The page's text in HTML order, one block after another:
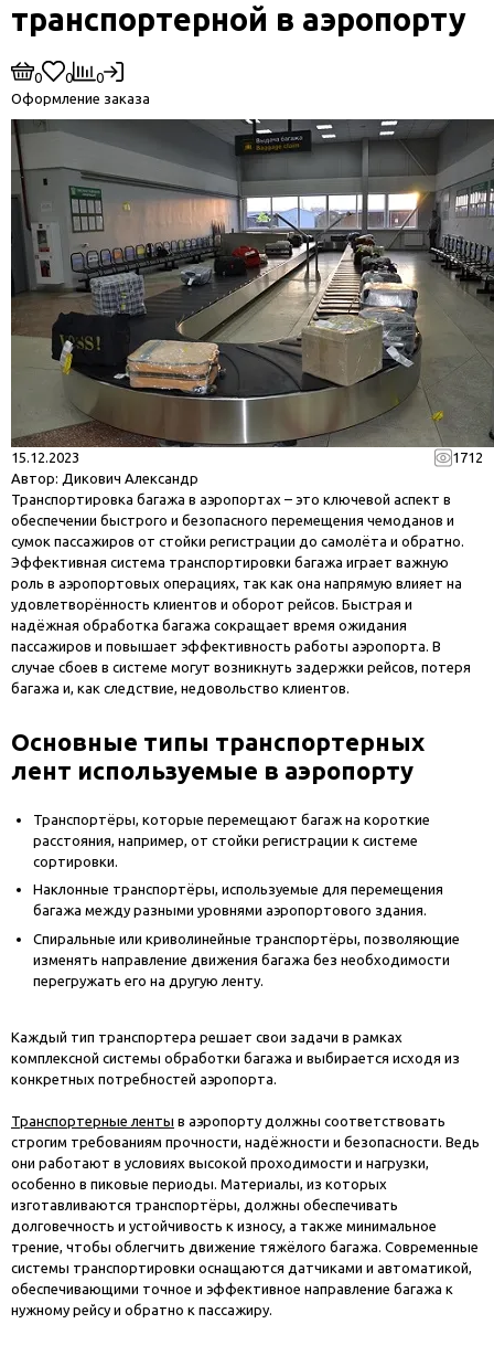
транспортерной в аэропорту
0 0
0
Оформление заказа
15.12.2023
1712
Автор: Дикович Александр
Транспортировка багажа в аэропортах – это ключевой аспект в
обеспечении быстрого и безопасного перемещения чемоданов и
сумок пассажиров от стойки регистрации до самолёта и обратно.
Эффективная система транспортировки багажа играет важную
роль в аэропортовых операциях, так как она напрямую влияет на
удовлетворённость клиентов и оборот рейсов. Быстрая и
надёжная обработка багажа сокращает время ожидания
пассажиров и повышает эффективность работы аэропорта. В
случае сбоев в системе могут возникнуть задержки рейсов, потеря
багажа и, как следствие, недовольство клиентов.
Основные типы транспортерных
лент используемые в аэропорту
Транспортёры, которые перемещают багаж на короткие
расстояния, например, от стойки регистрации к системе
сортировки.
Наклонные транспортёры, используемые для перемещения
багажа между разными уровнями аэропортового здания.
Спиральные или криволинейные транспортёры, позволяющие
изменять направление движения багажа без необходимости
перегружать его на другую ленту.
Каждый тип транспортера решает свои задачи в рамках
комплексной системы обработки багажа и выбирается исходя из
конкретных потребностей аэропорта.
Транспортерные ленты в аэропорту должны соответствовать
строгим требованиям прочности, надёжности и безопасности. Ведь
они работают в условиях высокой проходимости и нагрузки,
особенно в пиковые периоды. Материалы, из которых
изготавливаются транспортёры, должны обеспечивать
долговечность и устойчивость к износу, а также минимальное
трение, чтобы облегчить движение тяжёлого багажа. Современные
системы транспортировки оснащаются датчиками и автоматикой,
обеспечивающими точное и эффективное направление багажа к
нужному рейсу и обратно к пассажиру.